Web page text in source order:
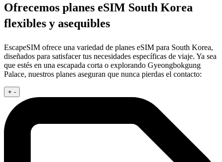
Ofrecemos planes eSIM South Korea
flexibles y asequibles
EscapeSIM ofrece una variedad de planes eSIM para South Korea,
diseñados para satisfacer tus necesidades específicas de viaje. Ya sea
que estés en una escapada corta o explorando Gyeongbokgung
Palace, nuestros planes aseguran que nunca pierdas el contacto:
+ -